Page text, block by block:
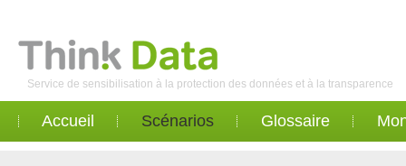
Service de sensibilisation à la protection des données et à la transparence
Accueil Scénarios Glossaire